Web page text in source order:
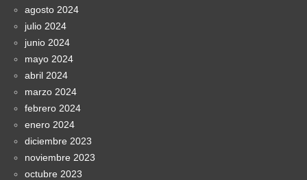
agosto 2024
julio 2024
junio 2024
mayo 2024
abril 2024
marzo 2024
febrero 2024
enero 2024
diciembre 2023
noviembre 2023
octubre 2023